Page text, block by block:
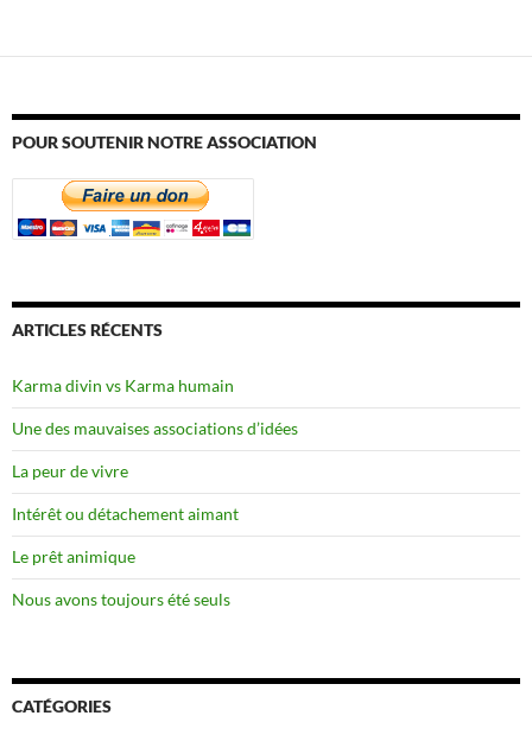
POUR SOUTENIR NOTRE ASSOCIATION
ARTICLES RÉCENTS
Karma divin vs Karma humain
Une des mauvaises associations d’idées
La peur de vivre
Intérêt ou détachement aimant
Le prêt animique
Nous avons toujours été seuls
CATÉGORIES